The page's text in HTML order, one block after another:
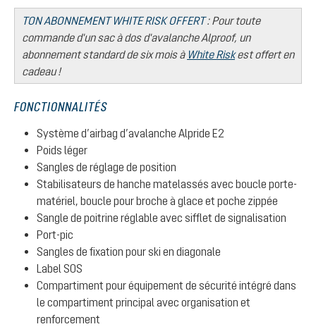
TON ABONNEMENT WHITE RISK OFFERT: Pour toute
commande d'un sac à dos d'avalanche Alproof, un
abonnement standard de six mois à White Riskest offert en
cadeau !
FONCTIONNALITÉS
Système d’airbag d’avalanche Alpride E2
Poids léger
Sangles de réglage de position
Stabilisateurs de hanche matelassés avec boucle porte-
matériel, boucle pour broche à glace et poche zippée
Sangle de poitrine réglable avec sifflet de signalisation
Port-pic
Sangles de fixation pour ski en diagonale
Label SOS
Compartiment pour équipement de sécurité intégré dans
le compartiment principal avec organisation et
renforcement